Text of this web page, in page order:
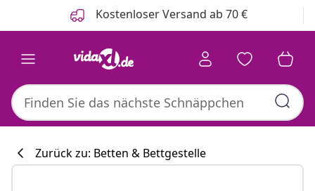
Kostenloser Versand ab 70 €
Zurück zu: Betten & Bettgestelle